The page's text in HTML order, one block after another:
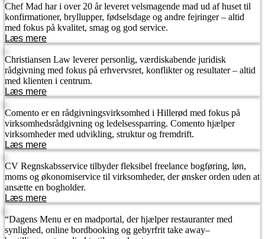
Chef Mad har i over 20 år leveret velsmagende mad ud af huset til
konfirmationer, bryllupper, fødselsdage og andre fejringer – altid
med fokus på kvalitet, smag og god service.
Læs mere
Christiansen Law leverer personlig, værdiskabende juridisk
rådgivning med fokus på erhvervsret, konflikter og resultater – altid
med klienten i centrum.
Læs mere
Comento er en rådgivningsvirksomhed i Hillerød med fokus på
virksomhedsrådgivning og ledelsessparring. Comento hjælper
virksomheder med udvikling, struktur og fremdrift.
Læs mere
CV Regnskabsservice tilbyder fleksibel freelance bogføring, løn,
moms og økonomiservice til virksomheder, der ønsker orden uden at
ansætte en bogholder.
Læs mere
“Dagens Menu er en madportal, der hjælper restauranter med
synlighed, online bordbooking og gebyrfrit take away–